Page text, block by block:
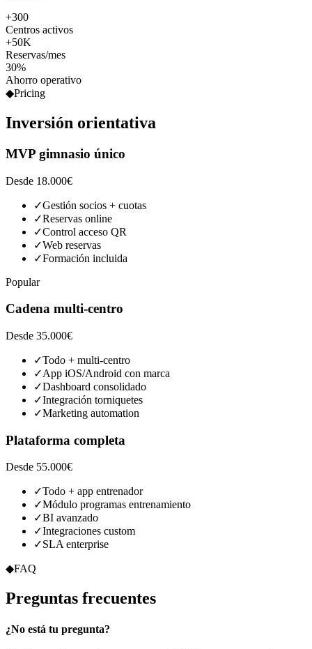
+300
Centros activos
+50K
Reservas/mes
30%
Ahorro operativo
◆Pricing
Inversión orientativa
MVP gimnasio único
Desde 18.000€
✓Gestión socios + cuotas
✓Reservas online
✓Control acceso QR
✓Web reservas
✓Formación incluida
Popular
Cadena multi-centro
Desde 35.000€
✓Todo + multi-centro
✓App iOS/Android con marca
✓Dashboard consolidado
✓Integración torniquetes
✓Marketing automation
Plataforma completa
Desde 55.000€
✓Todo + app entrenador
✓Módulo programas entrenamiento
✓BI avanzado
✓Integraciones custom
✓SLA enterprise
◆FAQ
Preguntas frecuentes
¿No está tu pregunta?